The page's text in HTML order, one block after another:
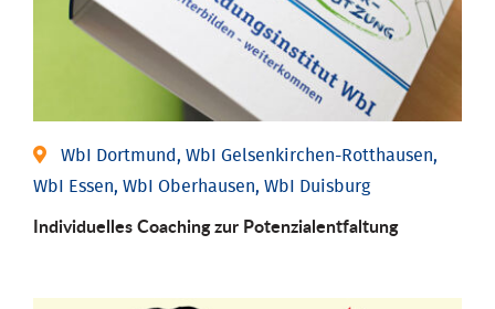
WbI Dortmund, WbI Gelsenkirchen-Rotthausen,
WbI Essen, WbI Oberhausen, WbI Duisburg
Individuelles Coaching zur Potenzialentfaltung